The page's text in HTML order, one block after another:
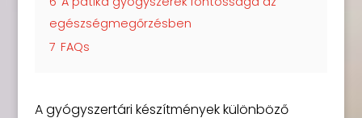
egészségmegőrzésben
7 FAQs
A gyógyszertári készítmények különböző